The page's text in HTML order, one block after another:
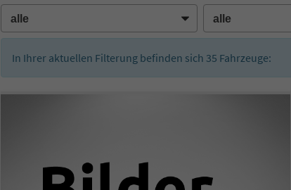
In Ihrer aktuellen Filterung befinden sich 35 Fahrzeuge: